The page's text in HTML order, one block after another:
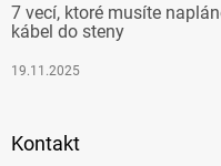
7 vecí, ktoré musíte
kábel do steny
19.11.2025
Kontakt